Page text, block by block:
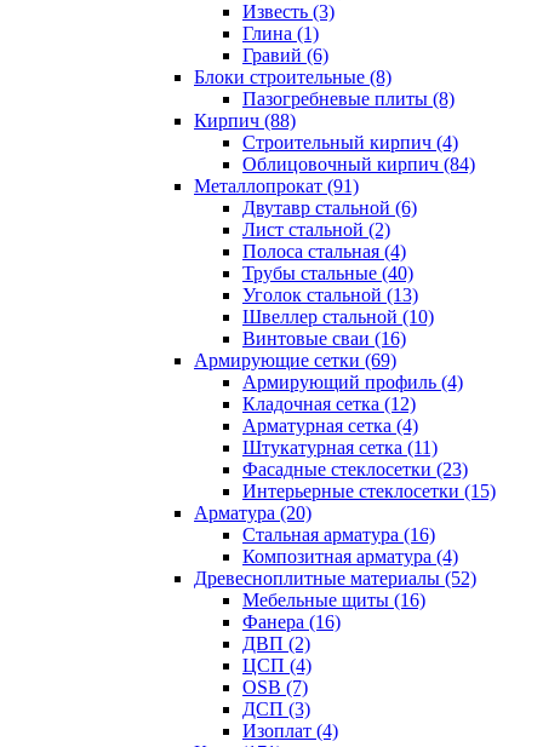
Известь (3)
Глина (1)
Гравий (6)
Блоки строительные (8)
Пазогребневые плиты (8)
Кирпич (88)
Строительный кирпич (4)
Облицовочный кирпич (84)
Металлопрокат (91)
Двутавр стальной (6)
Лист стальной (2)
Полоса стальная (4)
Трубы стальные (40)
Уголок стальной (13)
Швеллер стальной (10)
Винтовые сваи (16)
Армирующие сетки (69)
Армирующий профиль (4)
Кладочная сетка (12)
Арматурная сетка (4)
Штукатурная сетка (11)
Фасадные стеклосетки (23)
Интерьерные стеклосетки (15)
Арматура (20)
Стальная арматура (16)
Композитная арматура (4)
Древесноплитные материалы (52)
Мебельные щиты (16)
Фанера (16)
ДВП (2)
ЦСП (4)
OSB (7)
ДСП (3)
Изоплат (4)